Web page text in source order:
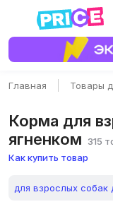
Главная Товары
Корма для
ягненком
315
Как купить товар
для взрослых собак